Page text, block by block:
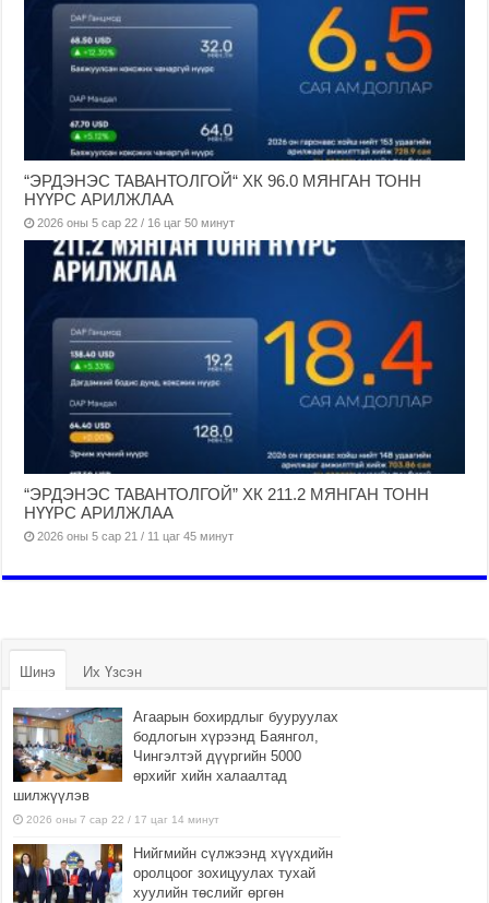
“ЭРДЭНЭС ТАВАНТОЛГОЙ“ ХК 96.0 МЯНГАН ТОНН
НҮҮРС АРИЛЖЛАА
2026 оны 5 сар 22 / 16 цаг 50 минут
“ЭРДЭНЭС ТАВАНТОЛГОЙ” ХК 211.2 МЯНГАН ТОНН
НҮҮРС АРИЛЖЛАА
2026 оны 5 сар 21 / 11 цаг 45 минут
Шинэ Их Үзсэн
Агаарын бохирдлыг бууруулах
бодлогын хүрээнд Баянгол,
Чингэлтэй дүүргийн 5000
өрхийг хийн халаалтад
шилжүүлэв
2026 оны 7 сар 22 / 17 цаг 14 минут
Нийгмийн сүлжээнд хүүхдийн
оролцоог зохицуулах тухай
хуулийн төслийг өргөн